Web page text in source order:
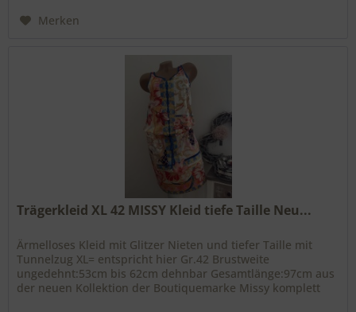
Merken
Trägerkleid XL 42 MISSY Kleid tiefe Taille Neu...
Ärmelloses Kleid mit Glitzer Nieten und tiefer Taille mit
Tunnelzug XL= entspricht hier Gr.42 Brustweite
ungedehnt:53cm bis 62cm dehnbar Gesamtlänge:97cm aus
der neuen Kollektion der Boutiquemarke Missy komplett